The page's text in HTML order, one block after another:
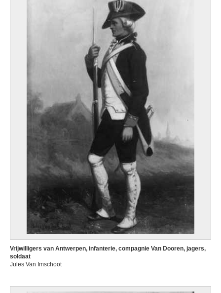
Vrijwilligers van Antwerpen, infanterie, compagnie Van Dooren, jagers,
soldaat
Jules Van Imschoot